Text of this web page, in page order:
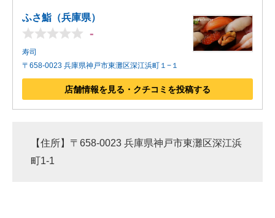
進化するPCとデバイスの未来
好きが集まる 比べて選べる
AI活用のいまが分かる
ふさ鮨（兵庫県）
-
寿司
〒658-0023 兵庫県神戸市東灘区深江浜町１−１
店舗情報を見る・クチコミを投稿する
【住所】〒658-0023 兵庫県神戸市東灘区深江浜
町1-1